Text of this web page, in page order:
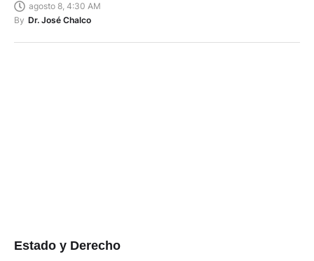
agosto 8, 4:30 AM
By Dr. José Chalco
Estado y Derecho